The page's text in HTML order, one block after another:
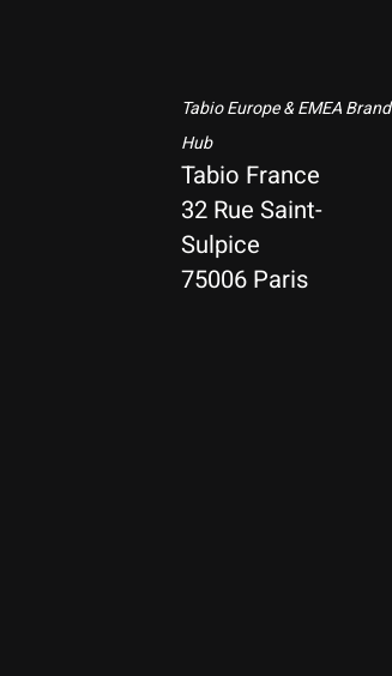
Tabio Europe & EMEA Brand
Hub
Tabio France
32 Rue Saint-
Sulpice
75006 Paris